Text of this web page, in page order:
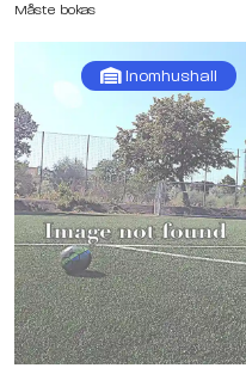
Måste bokas
Inomhushall